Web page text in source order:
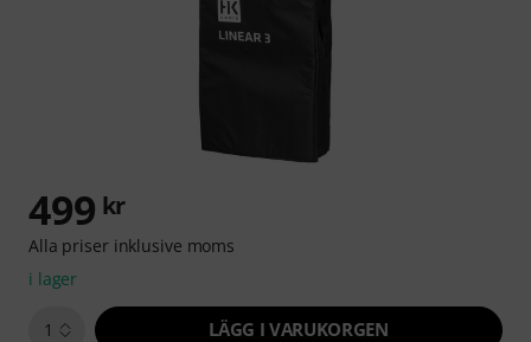
499 kr
Alla priser inklusive moms
i lager
1 LÄGG I VARUKORGEN